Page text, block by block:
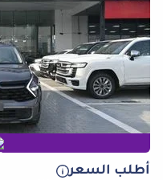
أطلب السعر